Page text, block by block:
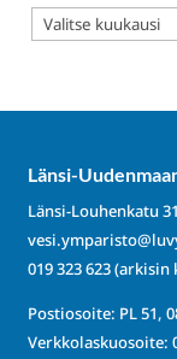
Arkistot
Länsi-
Länsi-Louhenkatu
019 323 623(arkisin
Postiosoite: PL 51,
Verkkolaskuosoite: